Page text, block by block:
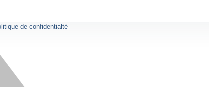
de confidentialté